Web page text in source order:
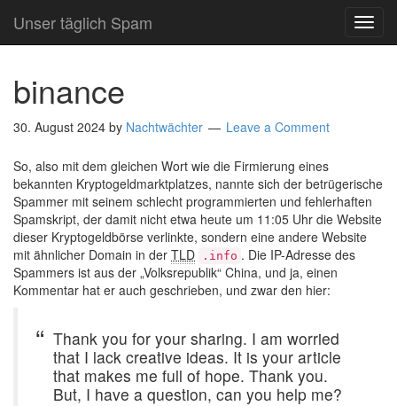
Unser täglich Spam
binance
30. August 2024 by Nachtwächter Leave a Comment
So, also mit dem gleichen Wort wie die Firmierung eines
bekannten Kryptogeldmarktplatzes, nannte sich der betrügerische
Spammer mit seinem schlecht programmierten und fehlerhaften
Spamskript, der damit nicht etwa heute um 11:05 Uhr die Website
dieser Kryptogeldbörse verlinkte, sondern eine andere Website
mit ähnlicher Domain in der TLD .info . Die IP-Adresse des
Spammers ist aus der „Volksrepublik“ China, und ja, einen
Kommentar hat er auch geschrieben, und zwar den hier:
Thank you for your sharing. I am worried
that I lack creative ideas. It is your article
that makes me full of hope. Thank you.
But, I have a question, can you help me?